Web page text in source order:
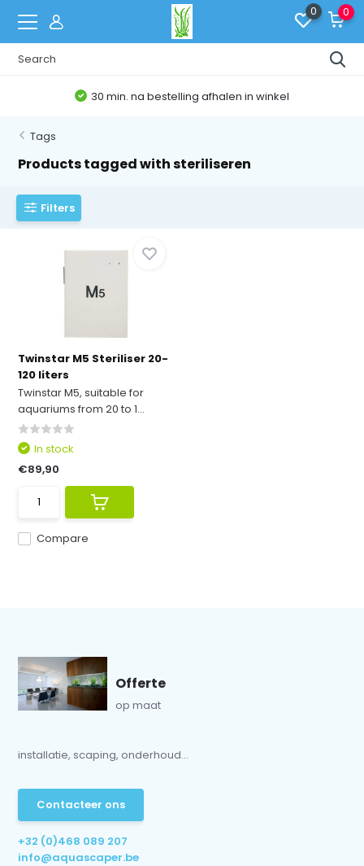
0 0
30 min. na bestelling afhalen in winkel
Tags
Products tagged with steriliseren
Filters
Twinstar M5 Steriliser 20-
120 liters
Twinstar M5, suitable for
aquariums from 20 to 1...
Compare
In stock
€89,90
Offerte
op maat
installatie, scaping, onderhoud...
Contacteer ons
+32 (0)468 089 207
info@aquascaper.be